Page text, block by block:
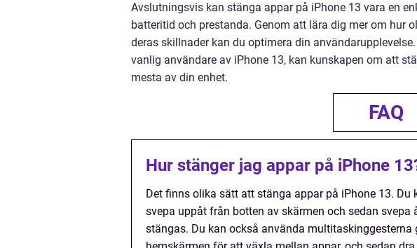
Avslutningsvis kan stänga appar på iPhone 13 vara en
batteritid och prestanda. Genom att lära dig mer om hur
deras skillnader kan du optimera din
vanlig användare av iPhone 13, kan kunskapen om att
mesta av din enhet.
FAQ
Hur stänger jag appar på iPhone
Det finns olika sätt att stänga appar på iPhone 13.
svepa uppåt från botten av skärmen och sedan
stängas. Du kan också använda multitaskinggesterna